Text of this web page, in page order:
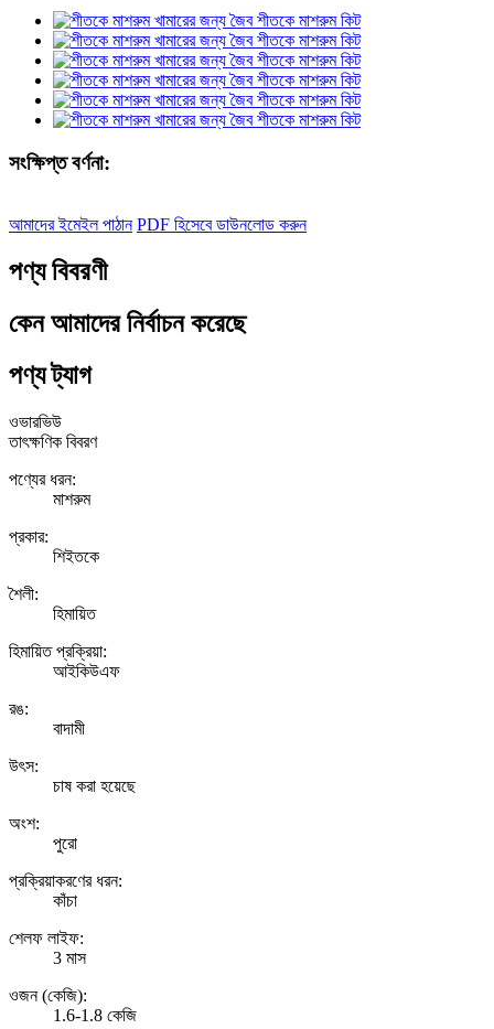
সংক্ষিপ্ত বর্ণনা:
আমাদের ইমেইল পাঠান PDF হিসেবে ডাউনলোড করুন
পণ্য বিবরণী
কেন আমাদের নির্বাচন করেছে
পণ্য ট্যাগ
ওভারভিউ
তাৎক্ষণিক বিবরণ
পণ্যের ধরন:
মাশরুম
প্রকার:
শিইতকে
শৈলী:
হিমায়িত
হিমায়িত প্রক্রিয়া:
আইকিউএফ
রঙ:
বাদামী
উৎস:
চাষ করা হয়েছে
অংশ:
পুরো
প্রক্রিয়াকরণের ধরন:
কাঁচা
শেলফ লাইফ:
3 মাস
ওজন (কেজি):
1.6-1.8 কেজি